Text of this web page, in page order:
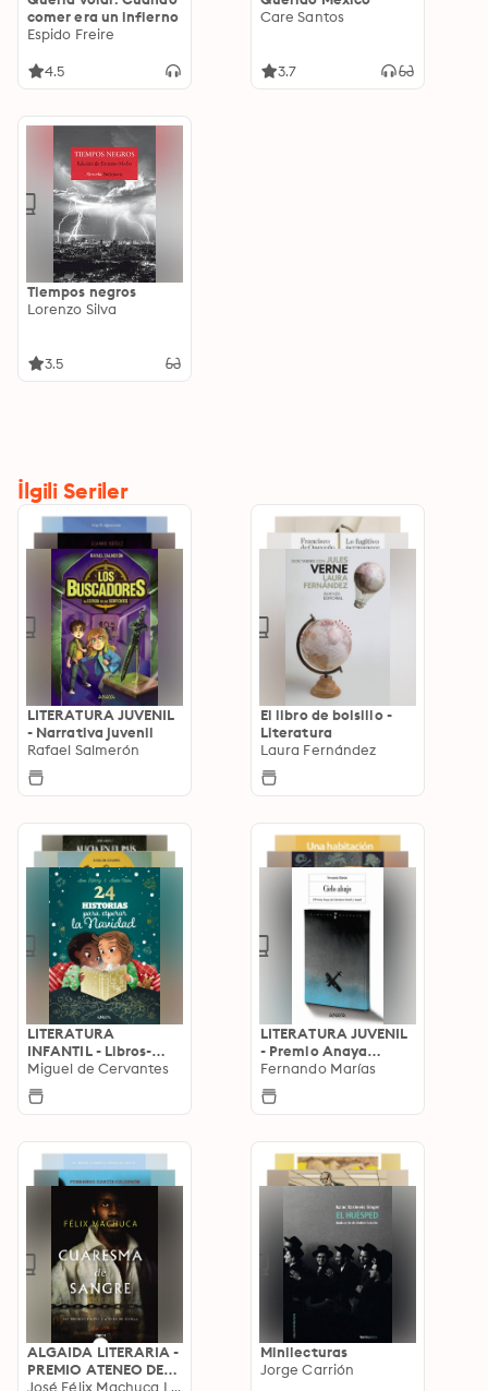
comer era un infierno
Espido Freire
4.5
Care Santos
3.7
Tiempos negros
Lorenzo Silva
3.5
İlgili Seriler
LITERATURA JUVENIL
- Narrativa juvenil
Rafael Salmerón
El libro de bolsillo -
Literatura
Laura Fernández
LITERATURA
INFANTIL - Libros-
Regalo
Miguel de Cervantes
LITERATURA JUVENIL
- Premio Anaya
(Juvenil)
Fernando Marías
ALGAIDA LITERARIA -
PREMIO ATENEO DE
SEVILLA
José Félix Machuca Lama
Minilecturas
Jorge Carrión